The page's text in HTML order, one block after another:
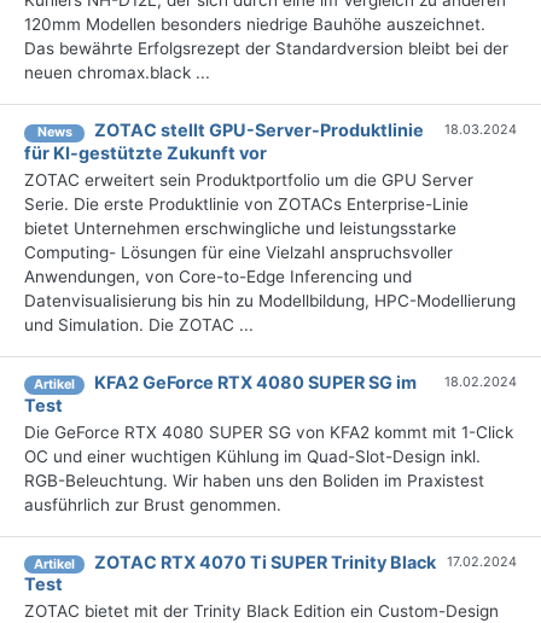
120mm Modellen besonders niedrige Bauhöhe auszeichnet.
Das bewährte Erfolgsrezept der Standardversion bleibt bei der
neuen chromax.black ...
News
ZOTAC stellt GPU-Server-Produktlinie
für KI-gestützte Zukunft vor
18.03.2024
ZOTAC erweitert sein Produktportfolio um die GPU Server
Serie. Die erste Produktlinie von ZOTACs Enterprise-Linie
bietet Unternehmen erschwingliche und leistungsstarke
Computing- Lösungen für eine Vielzahl anspruchsvoller
Anwendungen, von Core-to-Edge Inferencing und
Datenvisualisierung bis hin zu Modellbildung, HPC-Modellierung
und Simulation. Die ZOTAC ...
Artikel
KFA2 GeForce RTX 4080 SUPER SG im
Test
18.02.2024
Die GeForce RTX 4080 SUPER SG von KFA2 kommt mit 1-Click
OC und einer wuchtigen Kühlung im Quad-Slot-Design inkl.
RGB-Beleuchtung. Wir haben uns den Boliden im Praxistest
ausführlich zur Brust genommen.
Artikel
ZOTAC RTX 4070 Ti SUPER Trinity Black
Test
17.02.2024
ZOTAC bietet mit der Trinity Black Edition ein Custom-Design